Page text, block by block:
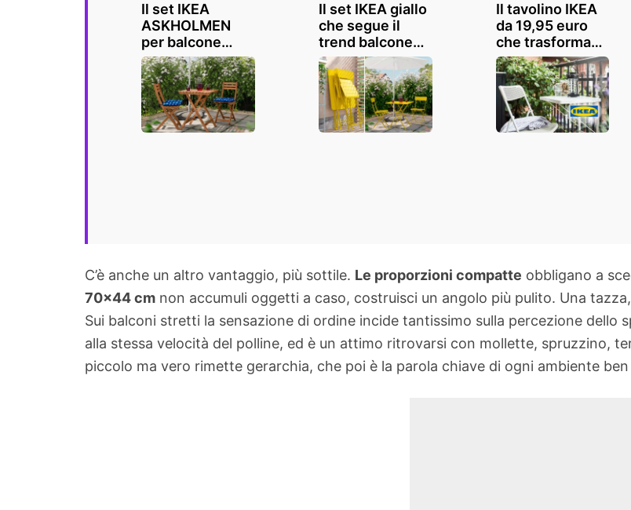
Il set IKEA
ASKHOLMEN
per balcone
piccolo torna
utile proprio ora
Il set IKEA giallo
che segue il
trend balcone
2026 e cambia
subito i piccoli
spazi
Il tavolino IKEA
da 19,95 euro
che trasforma
anche il balcone
più piccolo
C’è anche un altro vantaggio, più sottile. Le proporzioni compatte obbligano a
70×44 cm non accumuli oggetti a caso, costruisci un angolo più pulito. Una
Sui balconi stretti la sensazione di ordine incide tantissimo sulla percezione dello
alla stessa velocità del polline, ed è un attimo ritrovarsi con mollette, spruzzino,
piccolo ma vero rimette gerarchia, che poi è la parola chiave di ogni ambiente